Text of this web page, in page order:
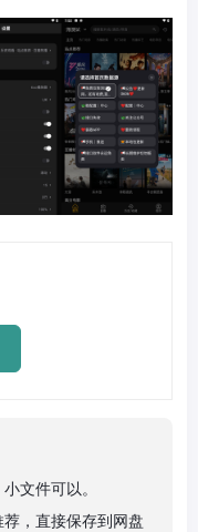
文件可以。
，直接保存到网盘